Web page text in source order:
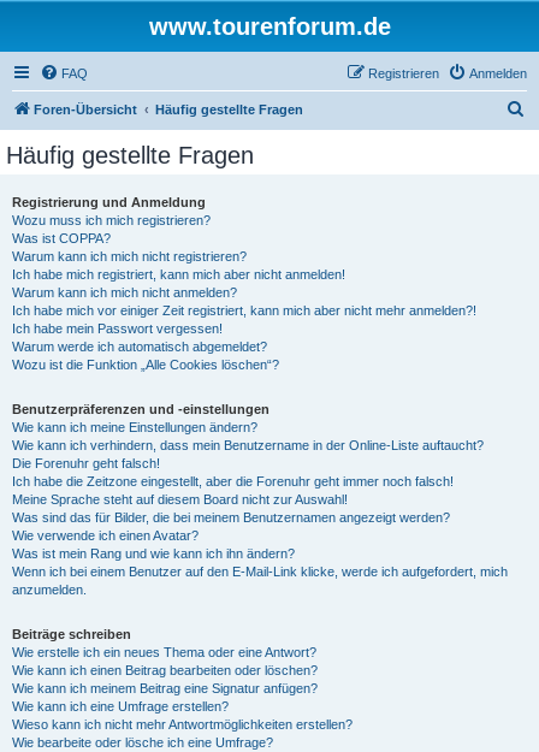
www.tourenforum.de
FAQ Anmelden
Registrieren
Foren-Übersicht Häufig gestellte Fragen
Häufig gestellte Fragen
Registrierung und Anmeldung
Wozu muss ich mich registrieren?
Was ist COPPA?
Warum kann ich mich nicht registrieren?
Ich habe mich registriert, kann mich aber nicht anmelden!
Warum kann ich mich nicht anmelden?
Ich habe mich vor einiger Zeit registriert, kann mich aber nicht mehr anmelden?!
Ich habe mein Passwort vergessen!
Warum werde ich automatisch abgemeldet?
Wozu ist die Funktion „Alle Cookies löschen“?
Benutzerpräferenzen und -einstellungen
Wie kann ich meine Einstellungen ändern?
Wie kann ich verhindern, dass mein Benutzername in der Online-Liste auftaucht?
Die Forenuhr geht falsch!
Ich habe die Zeitzone eingestellt, aber die Forenuhr geht immer noch falsch!
Meine Sprache steht auf diesem Board nicht zur Auswahl!
Was sind das für Bilder, die bei meinem Benutzernamen angezeigt werden?
Wie verwende ich einen Avatar?
Was ist mein Rang und wie kann ich ihn ändern?
Wenn ich bei einem Benutzer auf den E-Mail-Link klicke, werde ich aufgefordert, mich
anzumelden.
Beiträge schreiben
Wie erstelle ich ein neues Thema oder eine Antwort?
Wie kann ich einen Beitrag bearbeiten oder löschen?
Wie kann ich meinem Beitrag eine Signatur anfügen?
Wie kann ich eine Umfrage erstellen?
Wieso kann ich nicht mehr Antwortmöglichkeiten erstellen?
Wie bearbeite oder lösche ich eine Umfrage?